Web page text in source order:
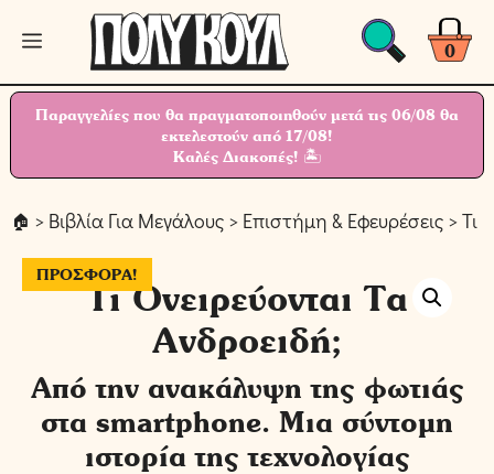
Μετάβαση
περιεχόμενο
0
Μενού
Παραγγελίες που θα πραγματοποιηθούν μετά τις 06/08 θα
εκτελεστούν από 17/08!
Καλές Διακοπές! 🏝
> Βιβλία Για Μεγάλους > Επιστήμη & Εφευρέσεις > Τι
ΠΡΟΣΦΟΡΆ!
Τι Ονειρεύονται Τα
Ανδροειδή;
Από την ανακάλυψη της φωτιάς
στα smartphone. Μια σύντομη
ιστορία της τεχνολογίας